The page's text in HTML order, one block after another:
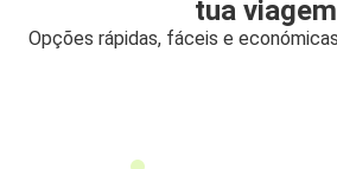
tua viagem
Opções rápidas, fáceis e